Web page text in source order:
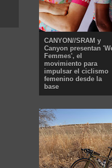
CANYON//SRAM y
Canyon presentan
Femmes', el
movimiento para
impulsar el ciclismo
femenino desde la
base